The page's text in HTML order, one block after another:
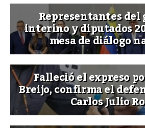
Representantes
interino y diputados
mesa de diálogo
Falleció el expreso
Breijo, confirma el
Carlos Julio